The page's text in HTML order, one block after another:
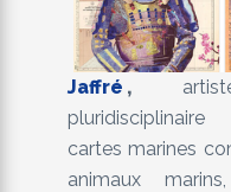
Jaffré ,
cartes marines
animaux